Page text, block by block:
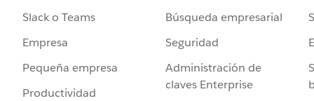
Slack o Teams
Empresa
Pequeña empresa
Productividad
Búsqueda empresarial
Seguridad
Administración de
claves Enterprise